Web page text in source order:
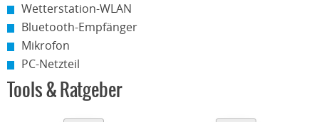
Wetterstation-WLAN
Bluetooth-Empfänger
Mikrofon
PC-Netzteil
Tools & Ratgeber